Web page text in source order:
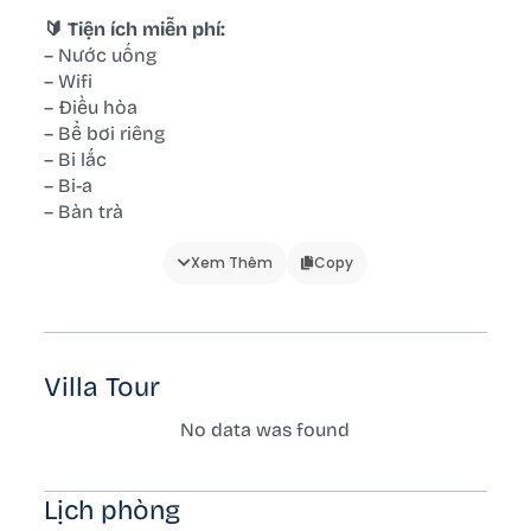
🔰 Tiện ích miễn phí:
– Nước uống
– Wifi
– Điều hòa
– Bể bơi riêng
– Bi lắc
– Bi-a
– Bàn trà
– View phòng ngủ
🔰 Phòng vệ sinh/tắm:
– Khăn tắm
– Buồng tắm đứng
Xem Thêm Copy
Villa Tour
No data was found
Lịch phòng